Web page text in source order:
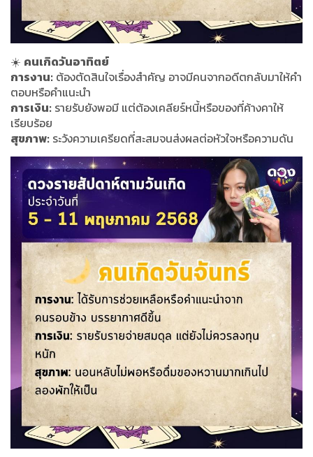
☀️ คนเกิดวันอาทิตย์
การงาน: ต้องตัดสินใจเรื่องสำคัญ อาจมีคนจากอดีตกลับมาให้คำ
ตอบหรือคำแนะนำ
การเงิน: รายรับยังพอมี แต่ต้องเคลียร์หนี้หรือของที่ค้างคาให้
เรียบร้อย
สุขภาพ: ระวังความเครียดที่สะสมจนส่งผลต่อหัวใจหรือความดัน